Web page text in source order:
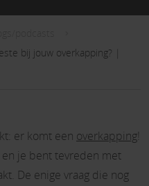
bij jouw overkapping? |
er komt een overkapping
je bent tevreden met
De enige vraag die nog